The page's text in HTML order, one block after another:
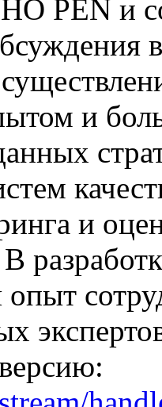
PEN и
и
и
опыт